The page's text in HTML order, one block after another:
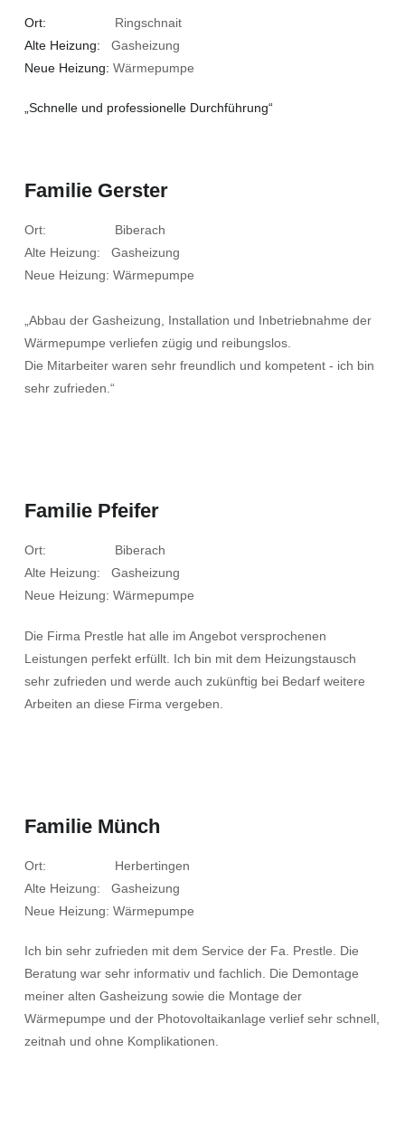
Ort: Ringschnait
Alte Heizung: Gasheizung
Neue Heizung: Wärmepumpe
„Schnelle und professionelle Durchführung“
Familie Gerster
Ort: Biberach
Alte Heizung: Gasheizung
Neue Heizung: Wärmepumpe
„Abbau der Gasheizung, Installation und Inbetriebnahme der
Wärmepumpe verliefen zügig und reibungslos.
Die Mitarbeiter waren sehr freundlich und kompetent - ich bin
sehr zufrieden.“
Familie Pfeifer
Ort: Biberach
Alte Heizung: Gasheizung
Neue Heizung: Wärmepumpe
Die Firma Prestle hat alle im Angebot versprochenen
Leistungen perfekt erfüllt. Ich bin mit dem Heizungstausch
sehr zufrieden und werde auch zukünftig bei Bedarf weitere
Arbeiten an diese Firma vergeben.
Familie Münch
Ort: Herbertingen
Alte Heizung: Gasheizung
Neue Heizung: Wärmepumpe
Ich bin sehr zufrieden mit dem Service der Fa. Prestle. Die
Beratung war sehr informativ und fachlich. Die Demontage
meiner alten Gasheizung sowie die Montage der
Wärmepumpe und der Photovoltaikanlage verlief sehr schnell,
zeitnah und ohne Komplikationen.